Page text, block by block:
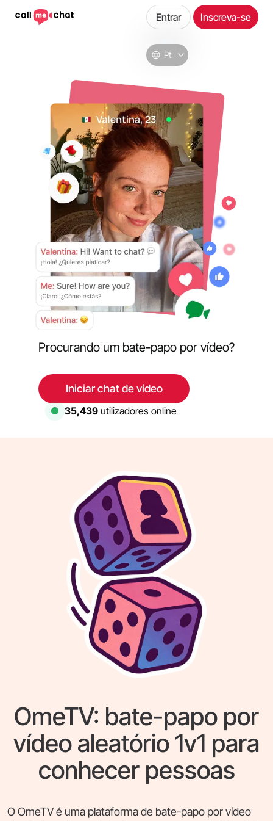
Pt
Entrar Inscreva-se
Procurando um bate-papo por vídeo?
Iniciar chat de vídeo
35,439 utilizadores online
OmeTV: bate-papo por
vídeo aleatório 1v1 para
conhecer pessoas
O OmeTV é uma plataforma de bate-papo por vídeo